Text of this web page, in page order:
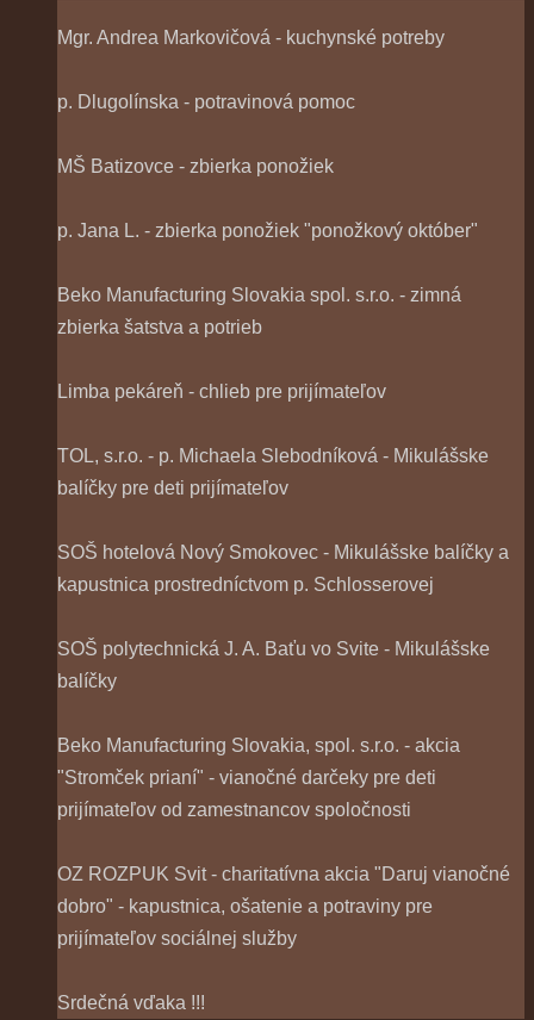
Mgr. Andrea Markovičová - kuchynské potreby
p. Dlugolínska - potravinová pomoc
MŠ Batizovce - zbierka ponožiek
p. Jana L. - zbierka ponožiek "ponožkový október"
Beko Manufacturing Slovakia spol. s.r.o. - zimná
zbierka šatstva a potrieb
Limba pekáreň - chlieb pre prijímateľov
TOL, s.r.o. - p. Michaela Slebodníková - Mikulášske
balíčky pre deti prijímateľov
SOŠ hotelová Nový Smokovec - Mikulášske balíčky a
kapustnica prostredníctvom p. Schlosserovej
SOŠ polytechnická J. A. Baťu vo Svite - Mikulášske
balíčky
Beko Manufacturing Slovakia, spol. s.r.o. - akcia
"Stromček prianí" - vianočné darčeky pre deti
prijímateľov od zamestnancov spoločnosti
OZ ROZPUK Svit - charitatívna akcia "Daruj vianočné
dobro" - kapustnica, ošatenie a potraviny pre
prijímateľov sociálnej služby
Srdečná vďaka !!!